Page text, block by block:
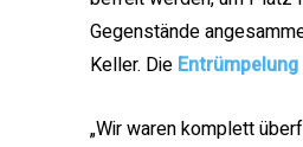
Gegenstände
Keller. Die
„Wir waren komplett